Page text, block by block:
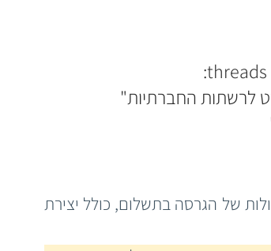
לרשתות החברתיות"
הגרסה החינמית של Grok מציעה מעל 90% מהיכולות של הגרסה בתשלום, כולל יצירת